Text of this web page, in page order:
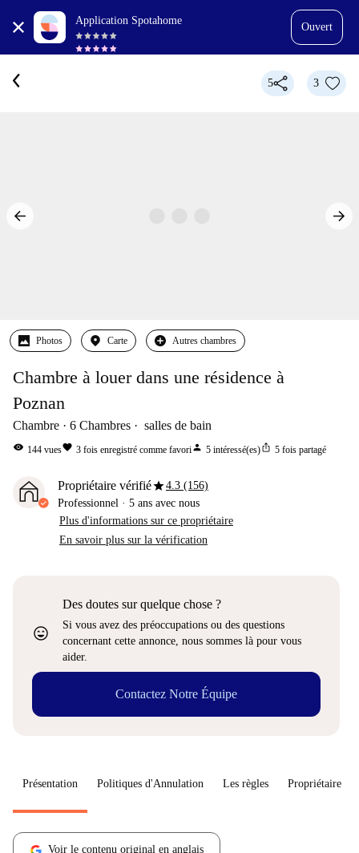
Application Spotahome
Ouvert
5 3
Photos Carte Autres chambres
Chambre à louer dans une résidence à
Poznan
Chambre 6 Chambres salles de bain
visibility 144 vuesfavorite 3 fois enregistré comme favoriperson 5 intéressé(es)ios_share 5 fois partagé
Propriétaire vérifiéstar4.3 (156)
Professionnel · 5 ans avec nous
Plus d'informations sur ce propriétaire
En savoir plus sur la vérification
sentiment_very_satisfied
Des doutes sur quelque chose ?
Si vous avez des préoccupations ou des questions
concernant cette annonce, nous sommes là pour vous
aider.
Contactez Notre Équipe
Présentation Politiques d'Annulation Les règles Propriétaire
Voir le contenu original en anglais